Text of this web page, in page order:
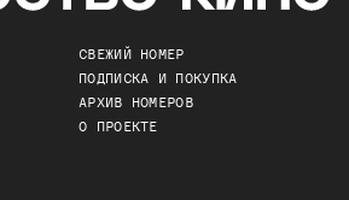
СВЕЖИЙ НОМЕР
ПОДПИСКА И ПОКУПКА
АРХИВ НОМЕРОВ
О ПРОЕКТЕ